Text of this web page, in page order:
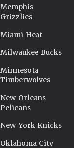
Memphis
Grizzlies
Miami Heat
Milwaukee Bucks
Minnesota
Timberwolves
New Orleans
Pelicans
New York Knicks
Oklahoma City